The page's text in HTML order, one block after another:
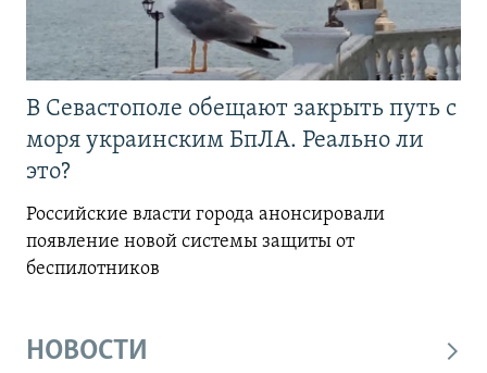
В Севастополе обещают закрыть путь с
моря украинским БпЛА. Реально ли
это?
Российские власти города анонсировали
появление новой системы защиты от
беспилотников
НОВОСТИ